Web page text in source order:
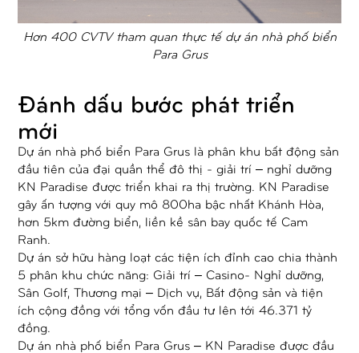
Hơn 400 CVTV tham quan thực tế dự án nhà phố biển
Para Grus
Đánh dấu bước phát triển
mới
Dự án nhà phố biển Para Grus là phân khu bất động sản
đầu tiên của đại quần thể đô thị - giải trí – nghỉ dưỡng
KN Paradise được triển khai ra thị trường. KN Paradise
gây ấn tượng với quy mô 800ha bậc nhất Khánh Hòa,
hơn 5km đường biển, liền kề sân bay quốc tế Cam
Ranh.
Dự án sở hữu hàng loạt các tiện ích đỉnh cao chia thành
5 phân khu chức năng: Giải trí – Casino- Nghỉ dưỡng,
Sân Golf, Thương mại – Dịch vụ, Bất động sản và tiện
ích cộng đồng với tổng vốn đầu tư lên tới 46.371 tỷ
đồng.
Dự án nhà phố biển Para Grus – KN Paradise được đầu